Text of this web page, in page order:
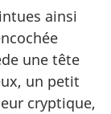
ainsi
une tête
un petit
cryptique,